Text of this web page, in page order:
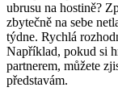
ubrusu na hostině?
zbytečně na sebe
týdne. Rychlá
Například, pokud si
partnerem, můžete
představám.